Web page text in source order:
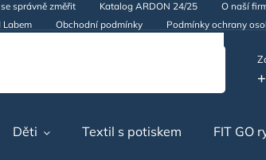
se správně změřit Katalog ARDON 24/25 O naší
Labem
Obchodní podmínky Podmínky ochrany
Děti Textil s potiskem FIT GO